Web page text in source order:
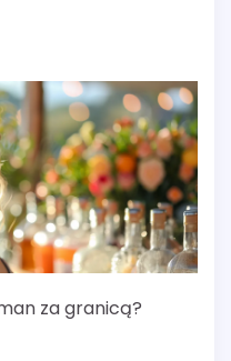
za granicą?